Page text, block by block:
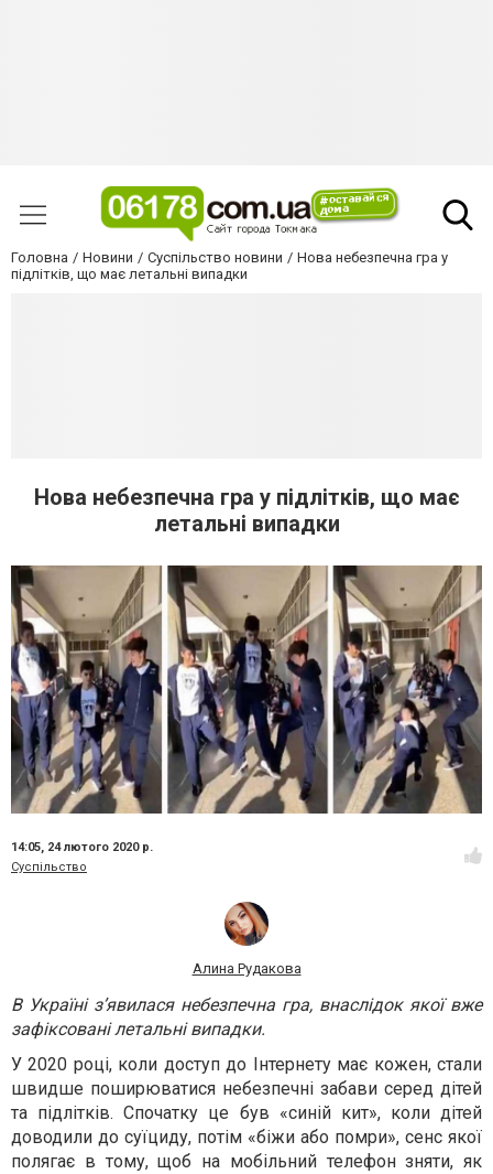
Головна Новини Суспільство новини
Нова небезпечна гра у
підлітків, що має летальні випадки
Нова небезпечна гра у підлітків, що має
летальні випадки
14:05, 24 лютого 2020 р.
Суспільство
Алина Рудакова
В Україні з’явилася небезпечна гра, внаслідок якої вже
зафіксовані летальні випадки.
У 2020 році, коли доступ до Інтернету має кожен, стали
швидше поширюватися небезпечні забави серед дітей
та підлітків. Спочатку це був «синій кит», коли дітей
доводили до суїциду, потім «біжи або помри», сенс якої
полягає в тому, щоб на мобільний телефон зняти, як